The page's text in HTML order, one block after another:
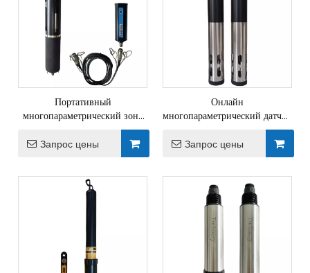
Портативный
многопараметрический зонд
качества воды (S600-M4)
Запрос цены
Онлайн
многопараметрический датчик
качества воды (S600-M7)
Запрос цены